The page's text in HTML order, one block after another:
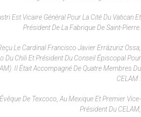
Est Vicaire Général Pour La Cité Du Vatican Et
Président De La Fabrique De Saint-Pierre.
Le Cardinal Francisco Javier Errázuriz Ossa,
Du Chili Et Président Du Conseil Épiscopal Pour
Il Était Accompagné De Quatre Membres Du
CELAM :
De Texcoco, Au Mexique Et Premier Vice-
Président Du CELAM,